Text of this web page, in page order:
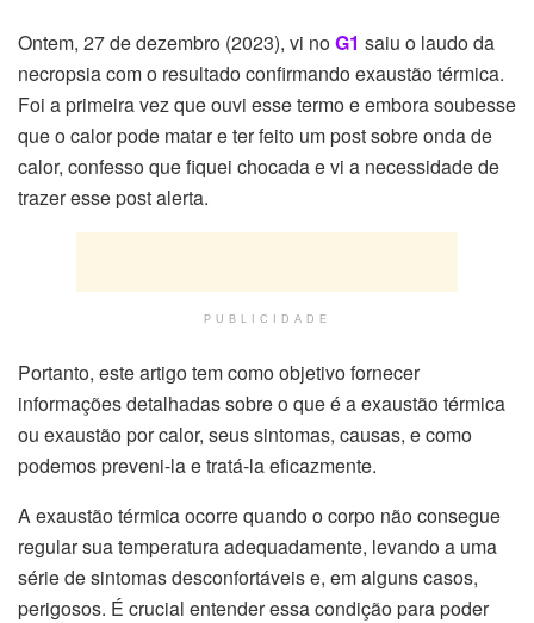
Ontem, 27 de dezembro (2023), vi noG1 saiu o laudo da
necropsia com o resultado confirmando exaustão térmica.
Foi a primeira vez que ouvi esse termo e embora soubesse
que o calor pode matar e ter feito um post sobre onda de
calor, confesso que fiquei chocada e vi a necessidade de
trazer esse post alerta.
PUBLICIDADE
Portanto, este artigo tem como objetivo fornecer
informações detalhadas sobre o que é a exaustão térmica
ou exaustão por calor, seus sintomas, causas, e como
podemos preveni-la e tratá-la eficazmente.
A exaustão térmica ocorre quando o corpo não consegue
regular sua temperatura adequadamente, levando a uma
série de sintomas desconfortáveis e, em alguns casos,
perigosos. É crucial entender essa condição para poder